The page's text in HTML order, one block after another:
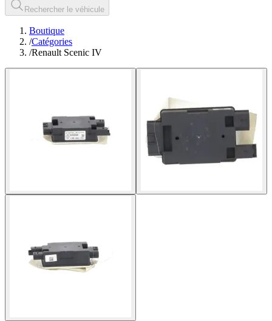
Rechercher le véhicule
Boutique
/Catégories
/Renault Scenic IV